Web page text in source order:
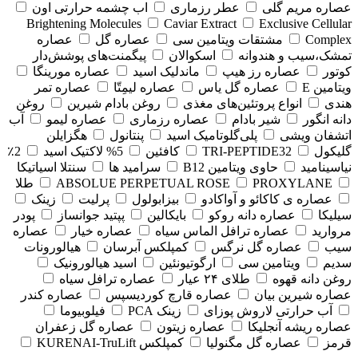
عصاره مریم گلی
عطر رزماری
اب چشمه حرارتی اون
Brightening Molecules
Caviar Extract
Exclusive Cellular
Complex
مشتقات ویتامین سی عصاره گل
عصاره
تمشک،سیب و هندوانه
اسکوالان
پیگمنت‌های پوشش‌دار
کوتور
عصاره رز هیپ ماندلیک اسید
عصاره مورینگا
ویتامین E
عصاره گل یاس عصاره لیمِتّا
عصاره تمر
هندی
انواع پروتئین‌های مغذی روغن بادام شیرین
روغن
دانه انگور
شیر بادام عصاره رزماری عصاره لیمو
آب
اتشفان ویشی
پلی‌گلوتامیک اسید پنتانول
هگزایلن
گلیکول
TRI-PEPTIDE32 کافئین 5% لاکتیک اسید
2٪
نیاسینامید
حاوی ویتامین B12 سرامید ها
سنتلا اسیاتیکا
ABSOLUE PERPETUAL ROSE
PROXYLANE
طلا
عصاره ی کاکائو و آواکادو
بیزابولول پرلیت
زینک
سیلیکا
عصاره دانه روکو بایکالین پپتید جوانساز
پودر
مروارید
عصاره ترافل الماس سیاه عصاره خیار
عصاره
سیب
عصاره گل نرگس کمپلکس آبرسان
هیالورونات
سدیم
ویتامین سی ارگوتیونئین
اسید هیالورونیک
روغن دانه قهوه
طلای ۲۴ عیار
عصاره ترافل سیاه
عصاره شیرین بیان
عصاره قارچ کوردیسپس
عصاره کندر
آب حرارتی لاروش پوزای
زینک PCA
فیلوبیوما
عصاره ریشه آنجلیکا
عصاره زیتون
عصاره گل زعفران
قرمز
عصاره گل مگنولیا
کمپلکس KURENAI-TruLift